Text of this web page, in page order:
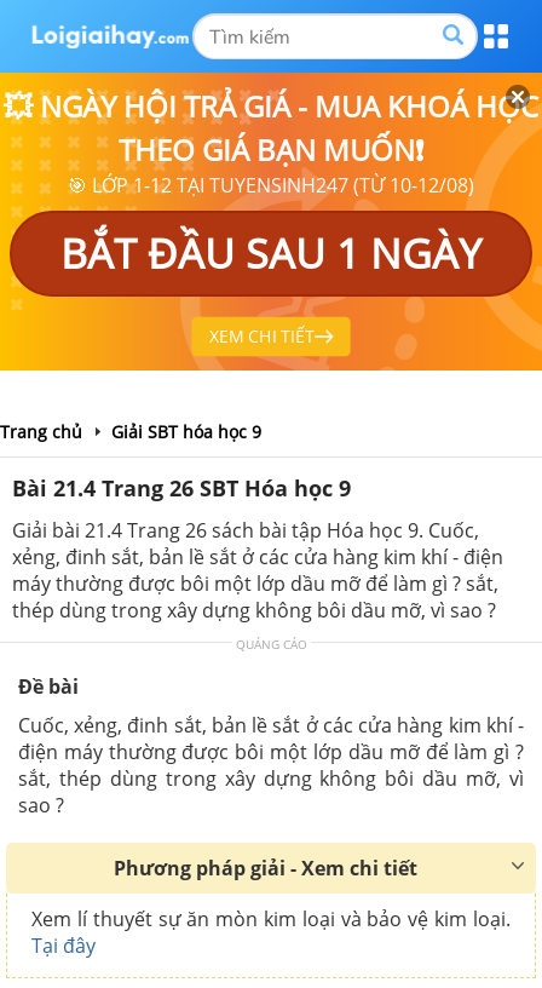
💥 NGÀY HỘI TRẢ GIÁ - MUA KHOÁ HỌC
THEO GIÁ BẠN MUỐN❗
🎯 LỚP 1-12 TẠI TUYENSINH247 (TỪ 10-12/08)
BẮT ĐẦU SAU 1 NGÀY
XEM CHI TIẾT
Trang chủ Giải SBT hóa học 9
Bài 21.4 Trang 26 SBT Hóa học 9
Giải bài 21.4 Trang 26 sách bài tập Hóa học 9. Cuốc,
xẻng, đinh sắt, bản lề sắt ở các cửa hàng kim khí - điện
máy thường được bôi một lớp dầu mỡ để làm gì ? sắt,
thép dùng trong xây dựng không bôi dầu mỡ, vì sao ?
QUẢNG CÁO
Đề bài
Cuốc, xẻng, đinh sắt, bản lề sắt ở các cửa hàng kim khí -
điện máy thường được bôi một lớp dầu mỡ để làm gì ?
sắt, thép dùng trong xây dựng không bôi dầu mỡ, vì
sao ?
Phương pháp giải - Xem chi tiết
Xem lí thuyết sự ăn mòn kim loại và bảo vệ kim loại.
Tại đây